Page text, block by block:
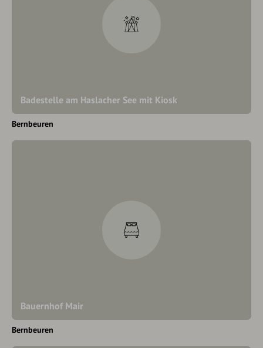
Badestelle am Haslacher See mit Kiosk
Bernbeuren
Bauernhof Mair
Bernbeuren